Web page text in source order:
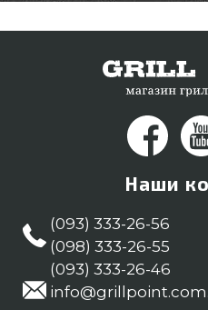
Наши
(093) 333-26-56
(098) 333-26-55
(093) 333-26-46